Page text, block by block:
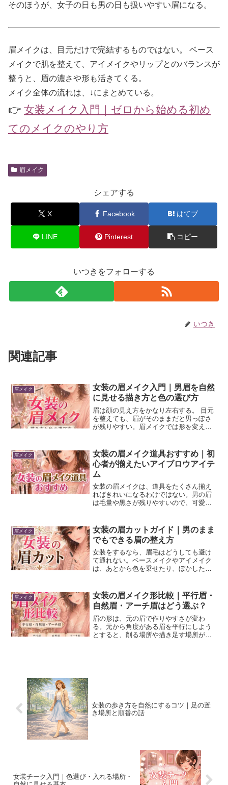
そのほうが、女子の日も男の日も扱いやすい眉になる。
眉メイクは、目元だけで完結するものではない。 ベース
メイクで肌を整えて、アイメイクやリップとのバランスが
整うと、眉の濃さや形も活きてくる。
メイク全体の流れは、↓にまとめている。
👉 女装メイク入門｜ゼロから始める初め
てのメイクのやり方
眉メイク
シェアする
X Facebook はてブ
LINE Pinterest コピー
いつきをフォローする
いつき
関連記事
眉メイク
女装の眉メイク入門｜男眉を自然
に見せる描き方と色の選び方
眉は顔の見え方をかなり左右する。 目元
を整えても、眉がそのままだと男っぽさ
が残りやすい。眉メイクでは形を変えた
詰まって見えやすい。 そのまま描き足す
と、眉だけ目立つこ...
眉メイク
女装の眉メイク道具おすすめ｜初
心者が揃えたいアイブロウアイテ
ム
女装の眉メイクは、道具をたくさん揃え
ればきれいになるわけではない。男の眉
は毛量や黒さが残りやすいので、可愛い
イテムは、リップやファンデほど選び方
がシビアではないと思う。...
眉メイク
女装の眉カットガイド｜男のまま
でもできる眉の整え方
女装をするなら、眉毛はどうしても避け
て通れない。ベースメイクやアイメイク
は、あとから色を乗せたり、ぼかしたり
さやばらつきが残って、思ったように整
わない。ただ僕らには、普...
眉メイク
女装の眉メイク形比較｜平行眉・
自然眉・アーチ眉はどう選ぶ？
眉の形は、元の眉で作りやすさが変わ
る。元から角度がある眉を平行にしよう
とすると、削る場所や描き足す場所が増
女装の歩き方を自然にするコツ｜足の置
き場所と順番の話
女装チーク入門｜色選び・入れる場所・